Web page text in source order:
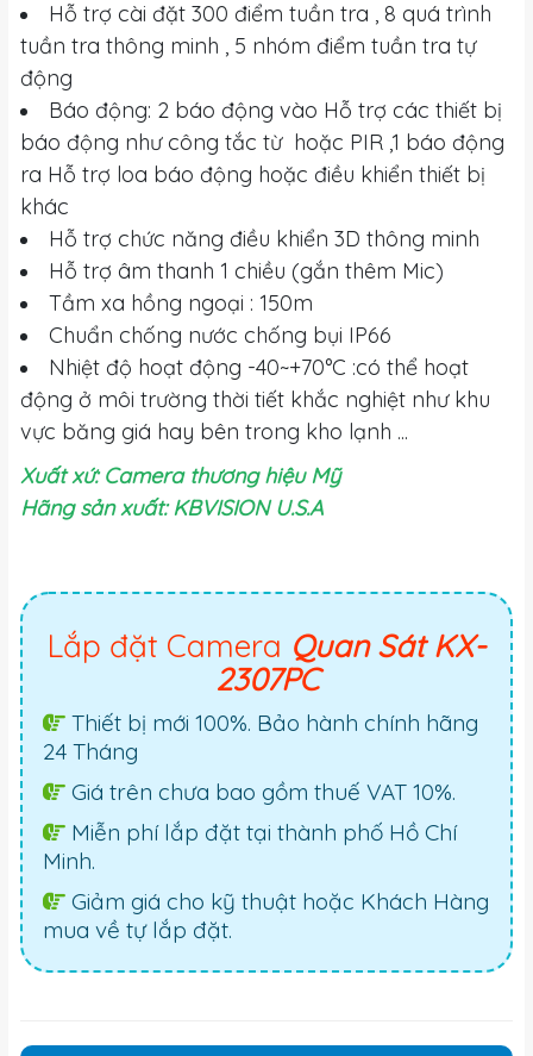
Hỗ trợ cài đặt 300 điểm tuần tra , 8 quá trình
tuần tra thông minh , 5 nhóm điểm tuần tra tự
động
Báo động: 2 báo động vào Hỗ trợ các thiết bị
báo động như công tắc từ hoặc PIR ,1 báo động
ra Hỗ trợ loa báo động hoặc điều khiển thiết bị
khác
Hỗ trợ chức năng điều khiển 3D thông minh
Hỗ trợ âm thanh 1 chiều (gắn thêm Mic)
Tầm xa hồng ngoại : 150m
Chuẩn chống nước chống bụi IP66
Nhiệt độ hoạt động -40~+70°C :có thể hoạt
động ở môi trường thời tiết khắc nghiệt như khu
vực băng giá hay bên trong kho lạnh ...
Xuất xứ: Camera thương hiệu Mỹ
Hãng sản xuất: KBVISION U.S.A
Lắp đặt Camera Quan Sát KX-
2307PC
Thiết bị mới 100%. Bảo hành chính hãng
24 Tháng
Giá trên chưa bao gồm thuế VAT 10%.
Miễn phí lắp đặt tại thành phố Hồ Chí
Minh.
Giảm giá cho kỹ thuật hoặc Khách Hàng
mua về tự lắp đặt.